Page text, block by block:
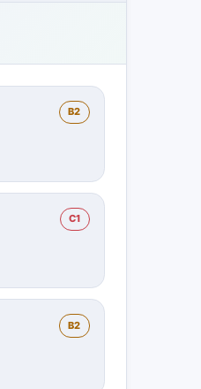
B2
C1
B2